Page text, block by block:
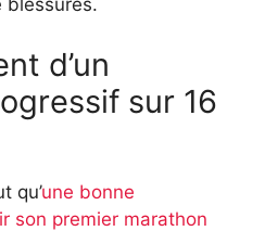
blessures.
d’un
sur 16
qu’une bonne
son premier marathon